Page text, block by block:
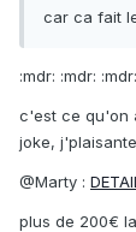
car ca fait
:mdr: :mdr:
c'est ce qu'on
joke,
@Marty :
plus de 200€